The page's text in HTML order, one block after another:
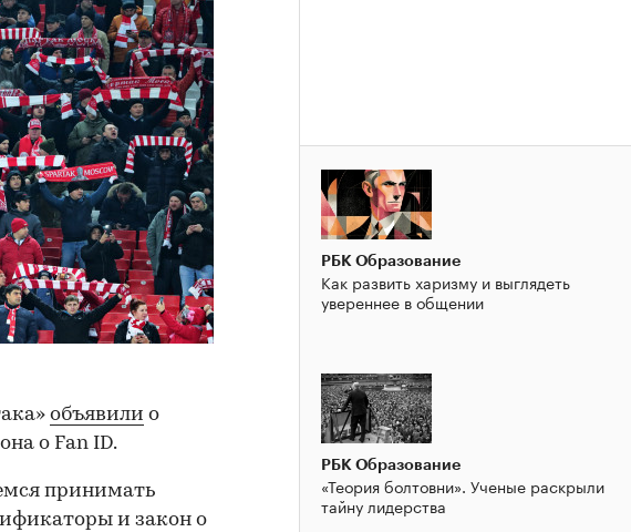
объявили о
о Fan ID.
принимать
и закон о
РБК Образование
Как развить харизму и выглядеть
увереннее в общении
РБК Образование
«Теория болтовни». Ученые раскрыли
тайну лидерства